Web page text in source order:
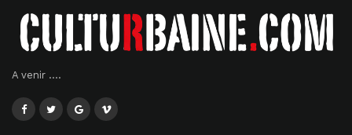
A venir ....